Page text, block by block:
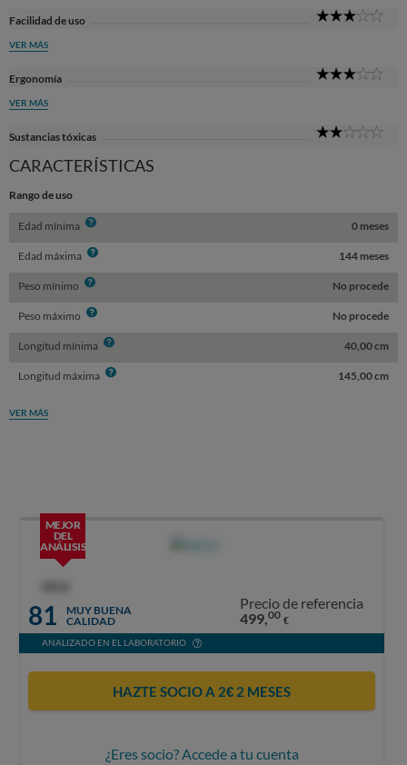
Facilidad de uso
VER MÁS
Ergonomía
VER MÁS
Sustancias tóxicas
CARACTERÍSTICAS
Rango de uso
Edad mínima Info 0 meses
Edad máxima Info 144 meses
Peso mínimo Info No procede
Peso máximo Info No procede
Longitud mínima Info 40,00 cm
Longitud máxima Info 145,00 cm
VER MÁS
MEJOR
DEL
ANÁLISIS
81
MUY BUENA
CALIDAD
Precio de referencia
499,00 €
ANALIZADO EN EL LABORATORIO
HAZTE SOCIO A 2€ 2 MESES
¿Eres socio? Accede a tu cuenta